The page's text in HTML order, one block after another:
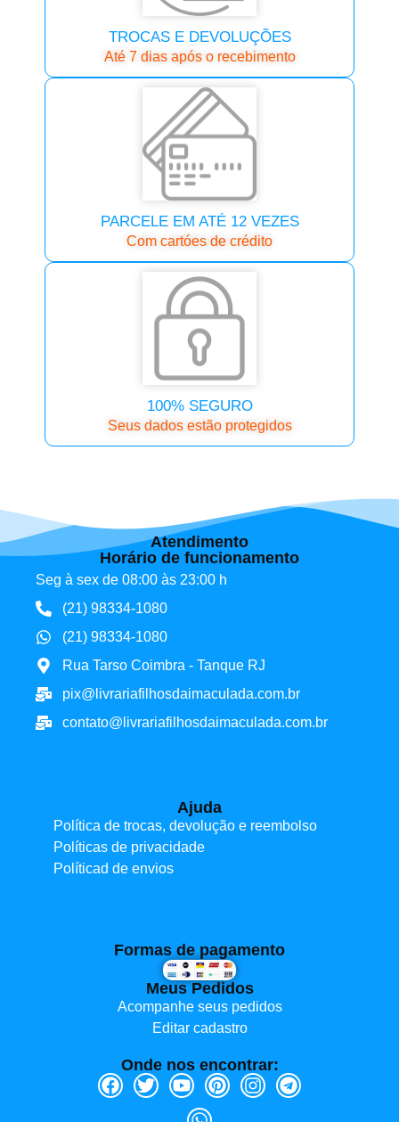
TROCAS E DEVOLUÇÕES
Até 7 dias após o recebimento
PARCELE EM ATÉ 12 VEZES
Com cartóes de crédito
100% SEGURO
Seus dados estão protegidos
Atendimento
Horário de funcionamento
Seg à sex de 08:00 às 23:00 h
(21) 98334-1080
(21) 98334-1080
Rua Tarso Coimbra - Tanque RJ
pix@livrariafilhosdaimaculada.com.br
contato@livrariafilhosdaimaculada.com.br
Ajuda
Política de trocas, devolução e reembolso
Políticas de privacidade
Políticad de envios
Formas de pagamento
Meus Pedidos
Acompanhe seus pedidos
Editar cadastro
Onde nos encontrar: